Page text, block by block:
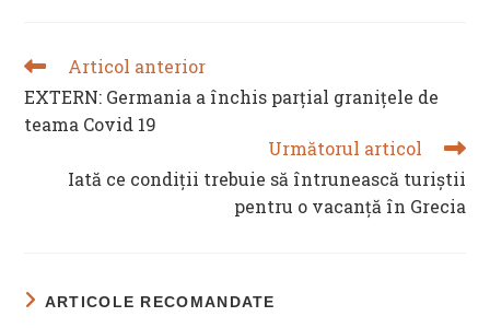
READ
ARTICLES
Articol anterior
EXTERN: Germania a închis parţial graniţele de
teama Covid 19
Următorul articol
Iată ce condiții trebuie să întrunească turiștii
pentru o vacanță în Grecia
ARTICOLE RECOMANDATE